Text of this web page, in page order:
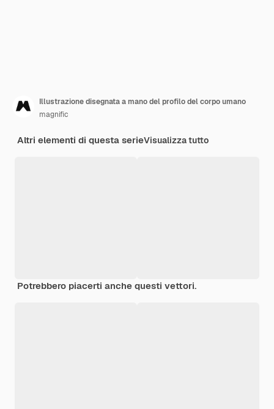
Illustrazione disegnata a mano del profilo del corpo umano
magnific
Altri elementi di questa serieVisualizza tutto
Potrebbero piacerti anche questi vettori.